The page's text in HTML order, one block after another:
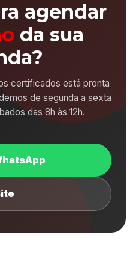
agendar
da sua
certificados está pronta
de segunda a sexta
das 8h às 12h.